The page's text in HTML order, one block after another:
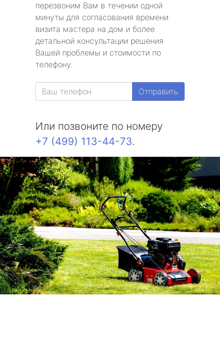
перезвоним Вам в течении одной
минуты для согласования времени
визита мастера на дом и более
детальной консультации решения
Вашей проблемы и стоимости по
телефону.
Отправить
Или позвоните по номеру
+7 (499) 113-44-73.